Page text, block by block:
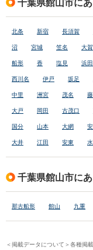
千葉県館山市に
北条 新宿 長須賀
沼 宮城 笠名 大賀
船形 香 塩見 浜田
西川名 伊戸 坂足
中里 洲宮 茂名
大戸 岡田 古茂口
国分 山本 大網
大井 江田 安東
千葉県館山市に
那古船形 館山 九重
＜掲載データについて＞各種掲